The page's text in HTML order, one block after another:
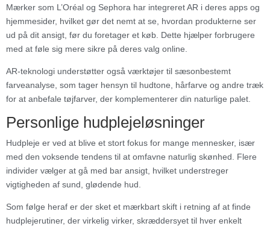
Mærker som L’Oréal og Sephora har integreret AR i deres apps og
hjemmesider, hvilket gør det nemt at se, hvordan produkterne ser
ud på dit ansigt, før du foretager et køb. Dette hjælper forbrugere
med at føle sig mere sikre på deres valg online.
AR-teknologi understøtter også værktøjer til sæsonbestemt
farveanalyse, som tager hensyn til hudtone, hårfarve og andre træk
for at anbefale tøjfarver, der komplementerer din naturlige palet.
Personlige hudplejeløsninger
Hudpleje er ved at blive et stort fokus for mange mennesker, især
med den voksende tendens til at omfavne naturlig skønhed. Flere
individer vælger at gå med bar ansigt, hvilket understreger
vigtigheden af ​​sund, glødende hud.
Som følge heraf er der sket et mærkbart skift i retning af at finde
hudplejerutiner, der virkelig virker, skræddersyet til hver enkelt